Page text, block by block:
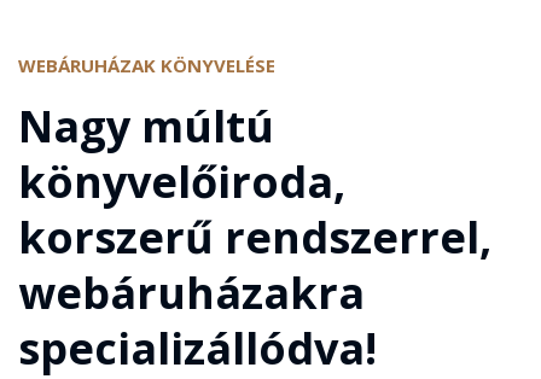
WEBÁRUHÁZAK KÖNYVELÉSE
Nagy múltú
könyvelőiroda,
korszerű rendszerrel,
webáruházakra
specializállódva!